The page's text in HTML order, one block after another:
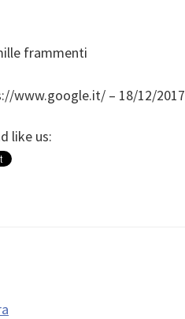
frammenti
www.google.it/ – 18/12/2017
like us: